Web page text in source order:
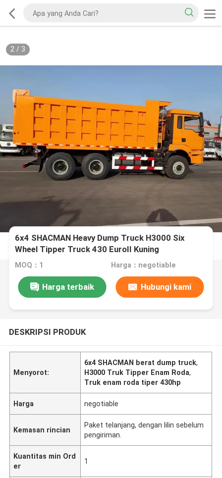
2/ 3
6x4 SHACMAN Heavy Dump Truck H3000 Six
Wheel Tipper Truck 430 EuroII Kuning
MOQ：1 Harga：negotiable
Harga terbaik Hubungi kami
DESKRIPSI PRODUK
Menyorot:
6x4 SHACMAN berat dump truck,
H3000 Truk Tipper Enam Roda,
Truk enam roda tiper 430hp
Harga negotiable
Kemasan rincian
Paket telanjang, dengan lilin sebelum
pengiriman.
Kuantitas min Ord
er
1